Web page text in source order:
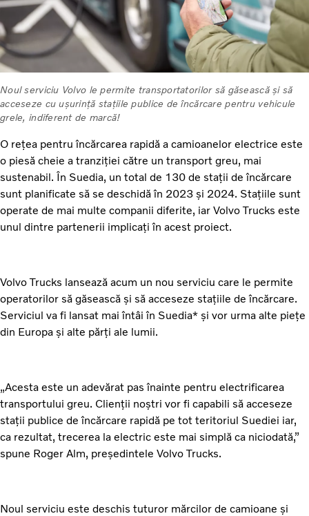
Noul serviciu Volvo le permite transportatorilor să găsească și să
acceseze cu ușurință stațiile publice de încărcare pentru vehicule
grele, indiferent de marcă!
O rețea pentru încărcarea rapidă a camioanelor electrice este
o piesă cheie a tranziției către un transport greu, mai
sustenabil. În Suedia, un total de 130 de stații de încărcare
sunt planificate să se deschidă în 2023 și 2024. Stațiile sunt
operate de mai multe companii diferite, iar Volvo Trucks este
unul dintre partenerii implicați în acest proiect.
Volvo Trucks lansează acum un nou serviciu care le permite
operatorilor să găsească și să acceseze stațiile de încărcare.
Serviciul va fi lansat mai întâi în Suedia* și vor urma alte piețe
din Europa și alte părți ale lumii.
„Acesta este un adevărat pas înainte pentru electrificarea
transportului greu. Clienții noștri vor fi capabili să acceseze
stații publice de încărcare rapidă pe tot teritoriul Suediei iar,
ca rezultat, trecerea la electric este mai simplă ca niciodată,”
spune Roger Alm, președintele Volvo Trucks.
Noul serviciu este deschis tuturor mărcilor de camioane și